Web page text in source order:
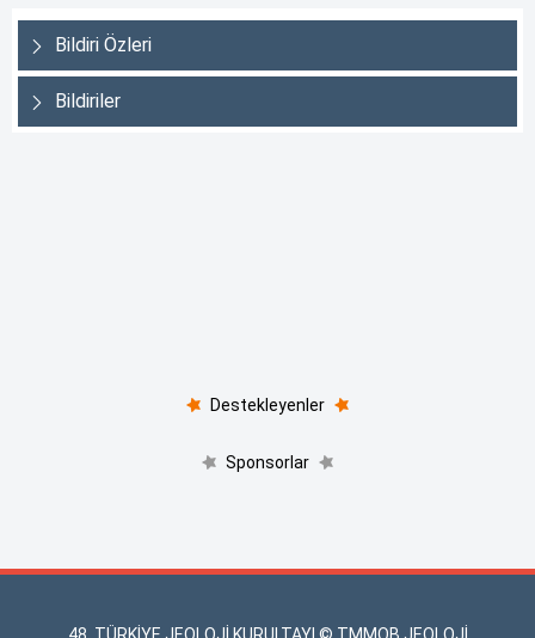
Bildiri Özleri
Bildiriler
Destekleyenler
Sponsorlar
48. TÜRKİYE JEOLOJİ KURULTAYI © TMMOB JEOLOJİ